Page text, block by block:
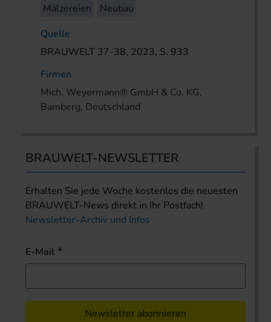
Mälzereien
Neubau
Quelle
BRAUWELT 37-38, 2023, S. 933
Firmen
Mich. Weyermann® GmbH & Co. KG,
Bamberg, Deutschland
BRAUWELT-NEWSLETTER
Erhalten Sie jede Woche kostenlos die neuesten
BRAUWELT-News direkt in Ihr Postfach!
Newsletter-Archiv und Infos
E-Mail
Newsletter abonnieren